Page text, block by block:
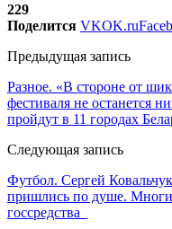
229
Поделится VKOK.ru
Предыдущая запись
Разное. «В стороне от
фестиваля не останется
пройдут в 11 городах
Следующая запись
Футбол. Сергей
пришлись по душе.
госсредства